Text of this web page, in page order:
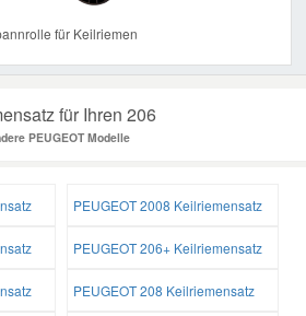
für Keilriemen
für Ihren 206
PEUGEOT Modelle
PEUGEOT 2008 Keilriemensatz
PEUGEOT 206+ Keilriemensatz
PEUGEOT 208 Keilriemensatz